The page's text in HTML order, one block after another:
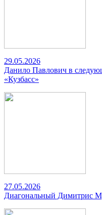
29.05.2026
Данило Павлович в
«Кузбасс»
27.05.2026
Диагональный Димитрис